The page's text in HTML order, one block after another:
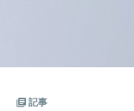
記事